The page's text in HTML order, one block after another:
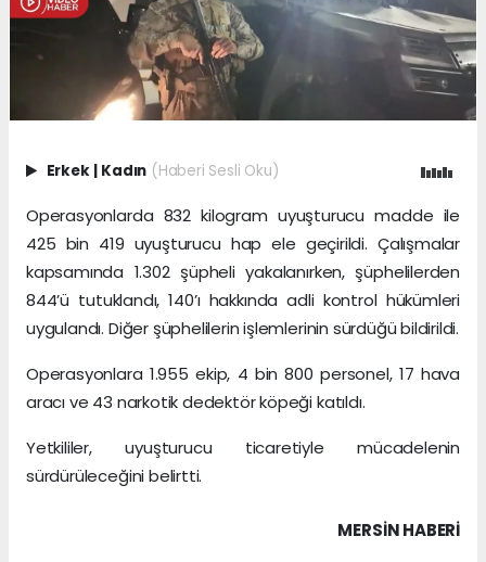
Erkek | Kadın (Haberi Sesli Oku)
Operasyonlarda 832 kilogram uyuşturucu madde ile
425 bin 419 uyuşturucu hap ele geçirildi. Çalışmalar
kapsamında 1.302 şüpheli yakalanırken, şüphelilerden
844’ü tutuklandı, 140’ı hakkında adli kontrol hükümleri
uygulandı. Diğer şüphelilerin işlemlerinin sürdüğü bildirildi.
Operasyonlara 1.955 ekip, 4 bin 800 personel, 17 hava
aracı ve 43 narkotik dedektör köpeği katıldı.
Yetkililer, uyuşturucu ticaretiyle mücadelenin
sürdürüleceğini belirtti.
MERSIN HABERİ